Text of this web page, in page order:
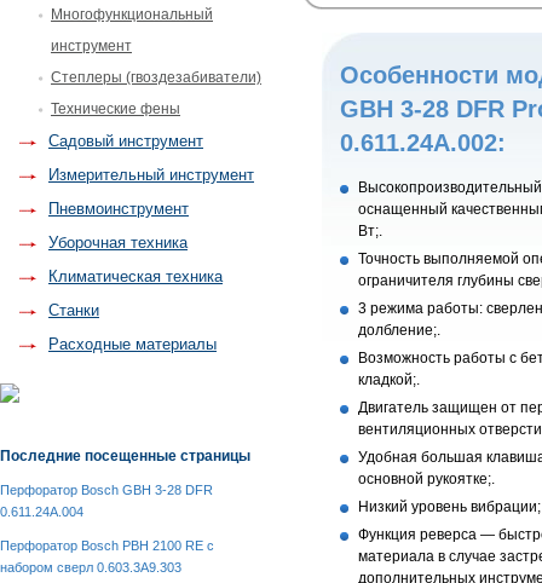
Особенности
GBH 3-28 DFR
0.611.24A.002:
оснащенный
Вт;.
Точность выполняемой
ограничителя глубины
3 режима работы:
долбление;.
Возможность работы с
кладкой;.
Двигатель защищен от
вентиляционных
Удобная большая
основной рукоятке;.
Низкий уровень
Функция реверса —
материала в случае
дополнительных
Многофункциональный
инструмент
Степлеры (гвоздезабиватели)
Технические фены
Садовый инструмент
Измерительный инструмент
Пневмоинструмент
Уборочная техника
Климатическая техника
Станки
Расходные материалы
Последние посещенные страницы
Перфоратор Bosch GBH 3-28 DFR
0.611.24A.004
Перфоратор Bosch PBH 2100 RE с
набором сверл 0.603.3A9.303